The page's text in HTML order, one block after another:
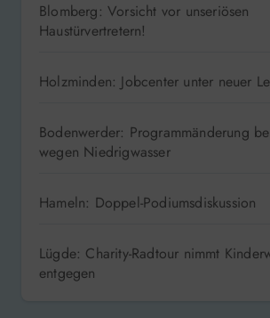
Blomberg: Vorsicht vor unseriösen
Haustürvertretern!
Holzminden: Jobcenter unter neuer
Bodenwerder: Programmänderung
wegen Niedrigwasser
Hameln: Doppel-Podiumsdiskussion
Lügde: Charity-Radtour nimmt
entgegen